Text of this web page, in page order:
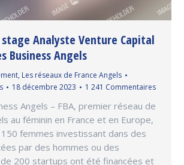
Analyste Venture Capital
Business Angels
, Les réseaux de France Angels
18 décembre 2023 1 241 Commentaires
Angels – FBA, premier réseau de
au féminin en France et en Europe,
femmes investissant dans des
par des hommes ou des
200 startups ont été financées et